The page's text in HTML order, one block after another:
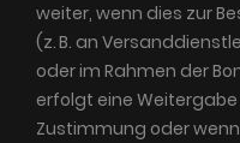
weiter, wenn dies zur
(z. B. an
oder im Rahmen der
erfolgt eine
Zustimmung oder